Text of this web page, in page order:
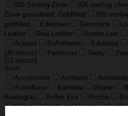
925 Sterling Zilver
925 sterling
Zilver geoxideerd, Goldfilled
925
goldfilled
Edelsteen Gemstone
Leather
Real Leather Runder Leer
Acetaat
Buffelhoorn Edelstaal
(30 micron)
Parelmoer Teddy
(15 micron)
Soort
Accessoires
Armband Armbandje
Avondtasje
Bandana Beanie
Bowlingtas
Brillen Etui Broche
Clutch
Creditcard Houder